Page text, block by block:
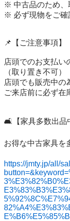
※ 中古品のため、
※ 必ず現物をご確
📌【ご注意事項】
店頭でのお支払い
（取り置き不可）
店頭でも販売中の
ご来店前に必ず在
🛋️【家具多数出品
お得な中古家具を
https://jmty.jp/all/